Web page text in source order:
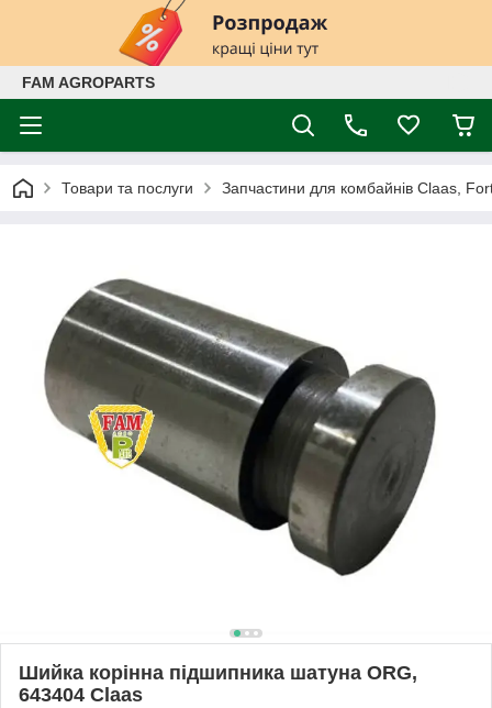
FAM AGROPARTS
Товари та послуги Запчастини для комбайнів Claas,
Шийка корінна підшипника шатуна ORG,
643404 Claas